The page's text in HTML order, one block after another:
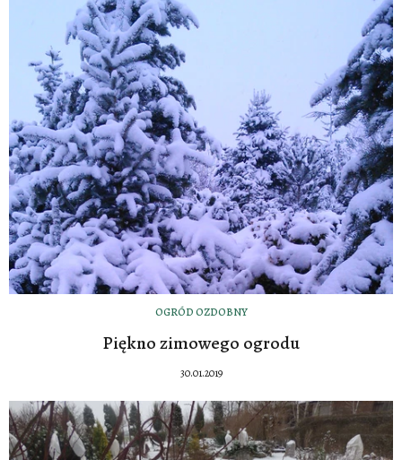
OGRÓD OZDOBNY
Piękno zimowego ogrodu
30.01.2019